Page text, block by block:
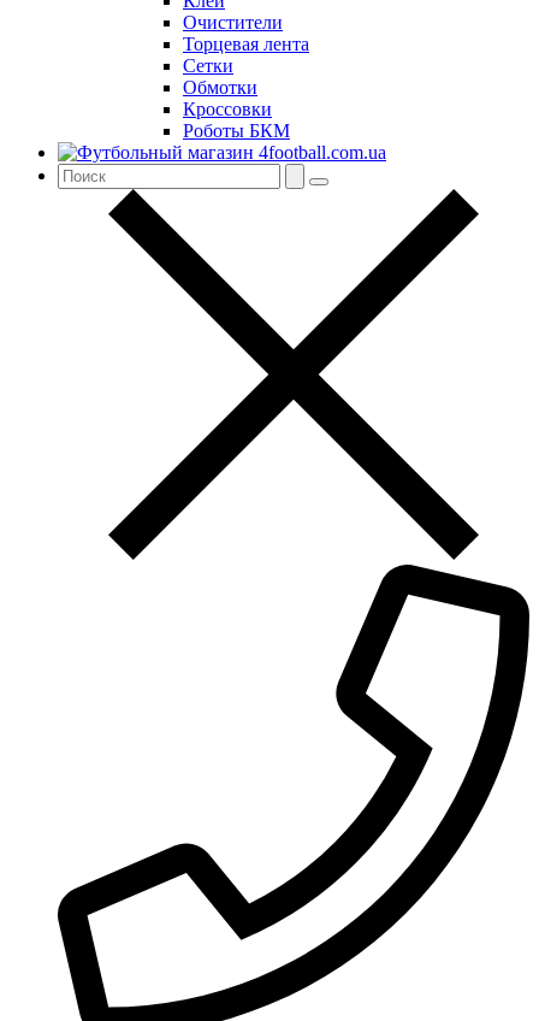
Очистители
Торцевая лента
Сетки
Обмотки
Кроссовки
Роботы БКМ